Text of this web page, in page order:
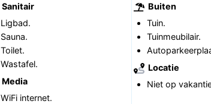
Sanitair
Ligbad.
Sauna.
Toilet.
Wastafel.
Media
WiFi internet.
Buiten
Tuin.
Tuinmeubilair.
Locatie
Niet op